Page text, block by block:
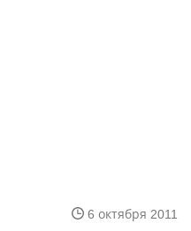
6 октября 2011